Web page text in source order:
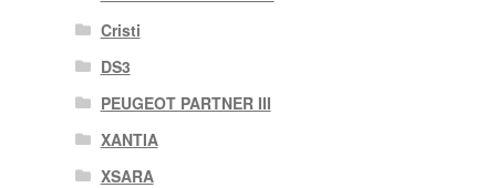
Cristi
DS3
PEUGEOT PARTNER III
XANTIA
XSARA